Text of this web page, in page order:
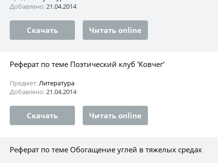
Добавлено:21.04.2014
Скачать Читать online
Реферат по теме Поэтический клуб 'Ковчег'
Предмет:Литература
Добавлено:21.04.2014
Скачать Читать online
Реферат по теме Обогащение углей в тяжелых средах